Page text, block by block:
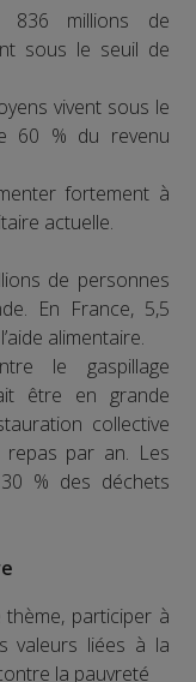
836 millions de
sous le seuil de
vivent sous le
60 % du revenu
fortement à
actuelle.
de personnes
En France, 5,5
alimentaire.
le gaspillage
être en grande
collective
repas par an. Les
% des déchets
thème, participer à
valeurs liées à la
la pauvreté